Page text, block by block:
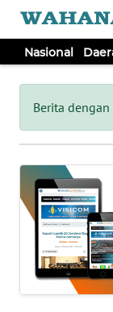
Nasional
Berita
Tutup
NASIONAL
DAERAH
POLHUKAM
KRIMINAL